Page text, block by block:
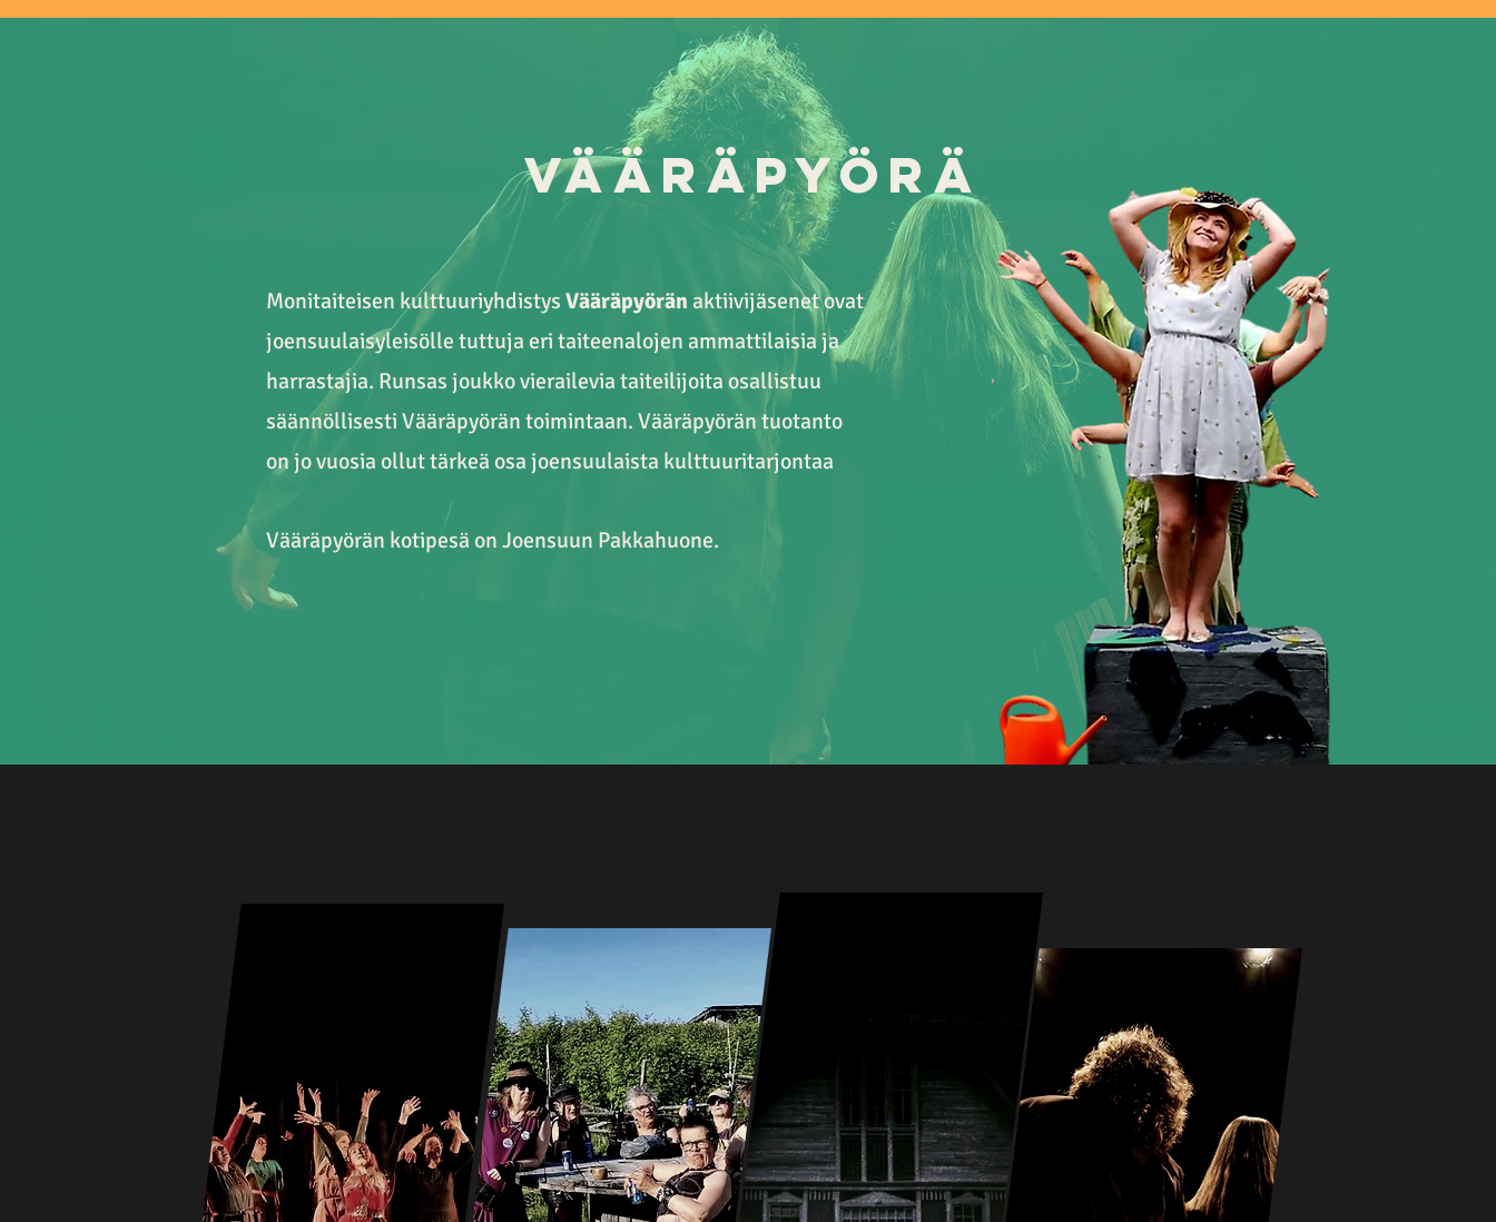
Vääräpyörä
Monitaiteisen kulttuuriyhdistys Vääräpyörän aktiivijäsenet ovat
joensuulaisyleisölle tuttuja eri taiteenalojen ammattilaisia ja
harrastajia. Runsas joukko vierailevia taiteilijoita osallistuu
säännöllisesti Vääräpyörän toimintaan. Vääräpyörän tuotanto
on jo vuosia ollut tärkeä osa joensuulaista kulttuuritarjontaa
Vääräpyörän kotipesä on Joensuun Pakkahuone.